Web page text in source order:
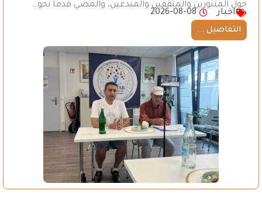
حول المتنورين والمثقفين والمبدعين، والمضي قدماً نحو…
اخبار
2026-08-08
التفاصيل ...